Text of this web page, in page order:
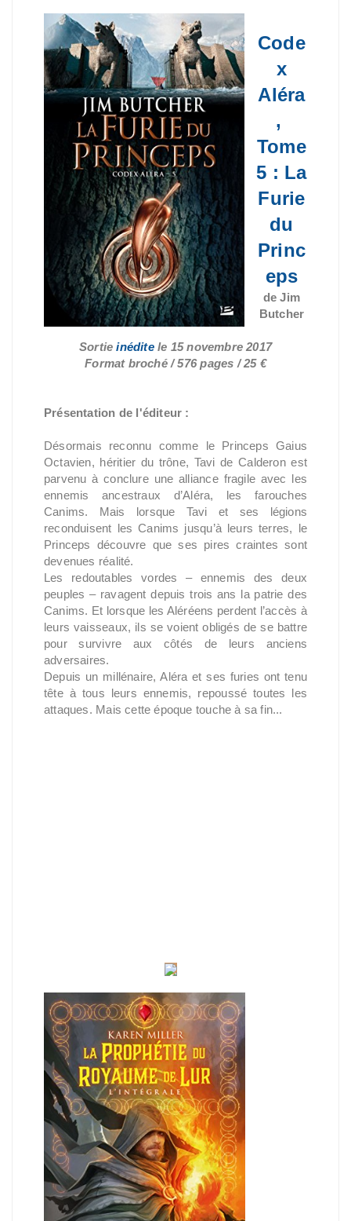
Code
x
Aléra
,
Tome
5 : La
Furie
du
Princ
eps
de Jim
Butcher
Sortieinéditele 15 novembre 2017
Format broché / 576 pages / 25 €
Présentation de l'éditeur :
Désormais reconnu comme le Princeps Gaius
Octavien, héritier du trône, Tavi de Calderon est
parvenu à conclure une alliance fragile avec les
ennemis ancestraux d’Aléra, les farouches
Canims. Mais lorsque Tavi et ses légions
reconduisent les Canims jusqu’à leurs terres, le
Princeps découvre que ses pires craintes sont
devenues réalité.
Les redoutables vordes – ennemis des deux
peuples – ravagent depuis trois ans la patrie des
Canims. Et lorsque les Aléréens perdent l’accès à
leurs vaisseaux, ils se voient obligés de se battre
pour survivre aux côtés de leurs anciens
adversaires.
Depuis un millénaire, Aléra et ses furies ont tenu
tête à tous leurs ennemis, repoussé toutes les
attaques. Mais cette époque touche à sa fin...